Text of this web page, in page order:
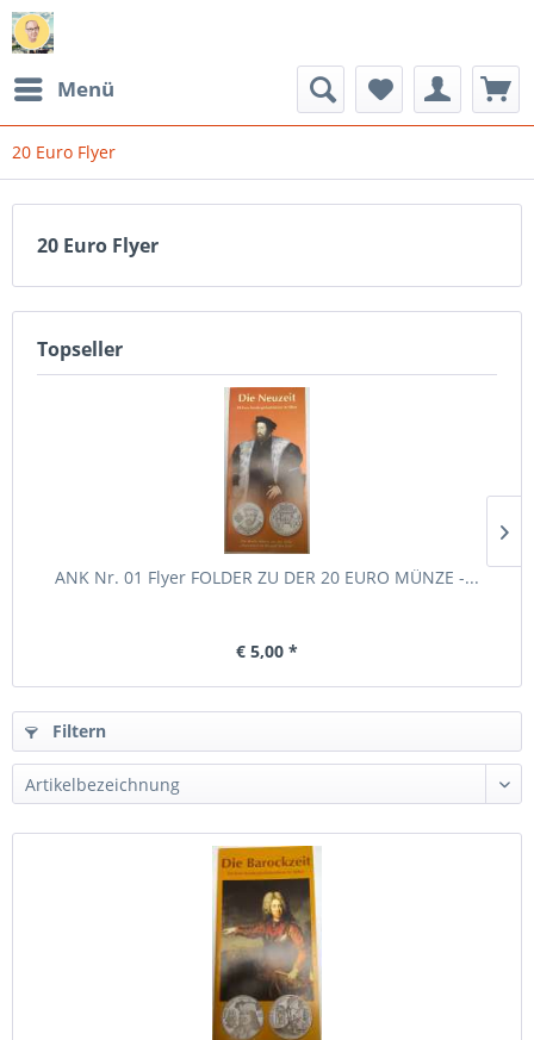
Menü
20 Euro Flyer
20 Euro Flyer
Topseller
ANK Nr. 01 Flyer FOLDER ZU DER 20 EURO MÜNZE -...
€ 5,00 *
Filtern